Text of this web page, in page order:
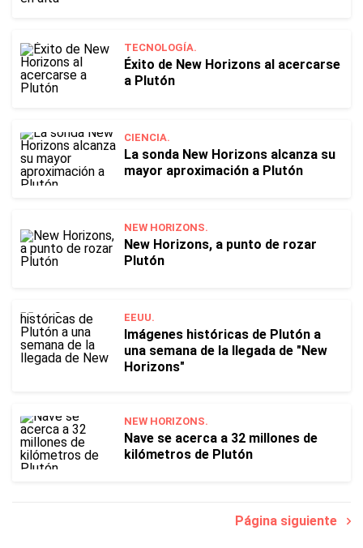
TECNOLOGÍA.
Éxito de New Horizons al acercarse
a Plutón
CIENCIA.
La sonda New Horizons alcanza su
mayor aproximación a Plutón
NEW HORIZONS.
New Horizons, a punto de rozar
Plutón
EEUU.
Imágenes históricas de Plutón a
una semana de la llegada de "New
Horizons"
NEW HORIZONS.
Nave se acerca a 32 millones de
kilómetros de Plutón
Página siguiente